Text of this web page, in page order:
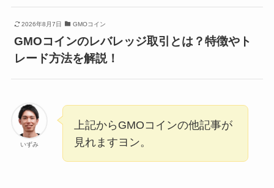
2026年8月7日 GMOコイン
GMOコインのレバレッジ取引とは？特徴やト
レード方法を解説！
いずみ
上記からGMOコインの他記事が
見れますヨン。